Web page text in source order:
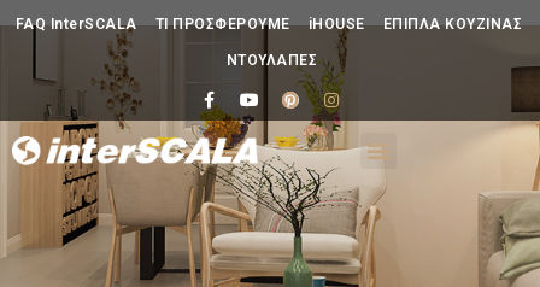
FAQ InterSCALA ΤΙ ΠΡΟΣΦΕΡΟΥΜΕ iHOUSE ΕΠΙΠΛΑ ΚΟΥΖΙΝΑΣ
ΝΤΟΥΛΑΠΕΣ